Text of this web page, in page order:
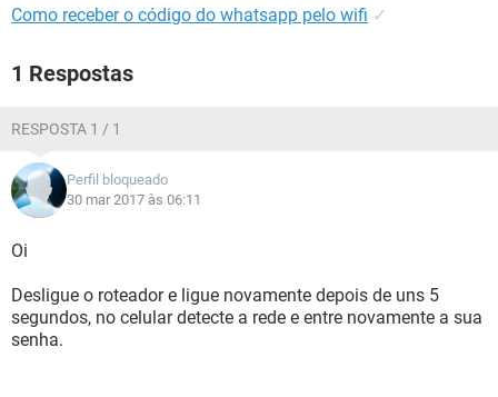
Como receber o código do whatsapp pelo wifi ✓
1 Respostas
RESPOSTA 1 / 1
Perfil bloqueado
30 mar 2017 às 06:11
Oi
Desligue o roteador e ligue novamente depois de uns 5
segundos, no celular detecte a rede e entre novamente a sua
senha.